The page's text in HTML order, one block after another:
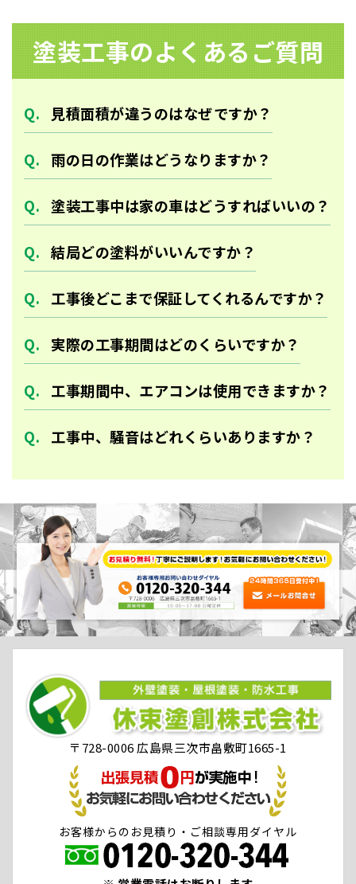
塗装⼯事のよくあるご質問
見積面積が違うのはなぜですか？
雨の日の作業はどうなりますか？
塗装工事中は家の車はどうすればいいの？
結局どの塗料がいいんですか？
工事後どこまで保証してくれるんですか？
実際の工事期間はどのくらいですか？
工事期間中、エアコンは使用できますか？
工事中、騒音はどれくらいありますか？
〒728-0006 広島県三次市畠敷町1665-1
お客様からのお見積り・ご相談専用ダイヤル